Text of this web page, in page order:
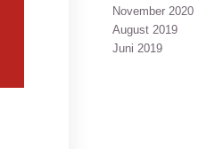
November 2020
August 2019
Juni 2019